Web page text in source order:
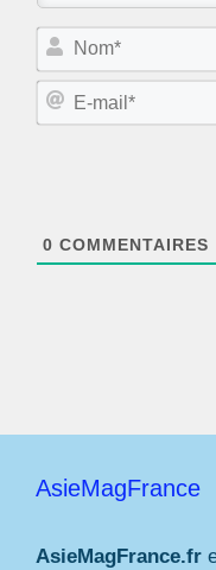
0 COMMENTAIRES
AsieMagFrance
AsieMagFrance.fr